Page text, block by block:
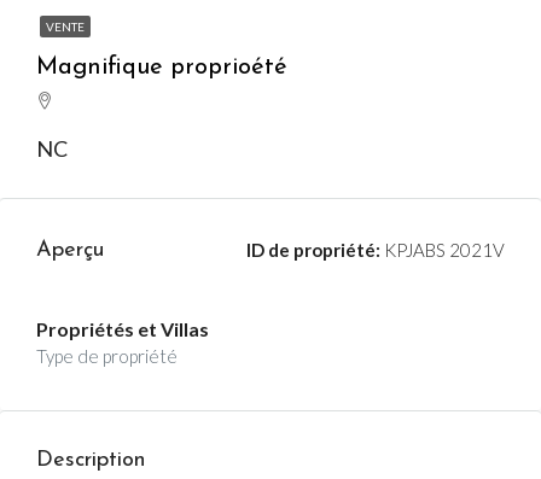
VENTE
Magnifique proprioété
NC
Aperçu ID de propriété: KPJABS 2021V
Propriétés et Villas
Type de propriété
Description